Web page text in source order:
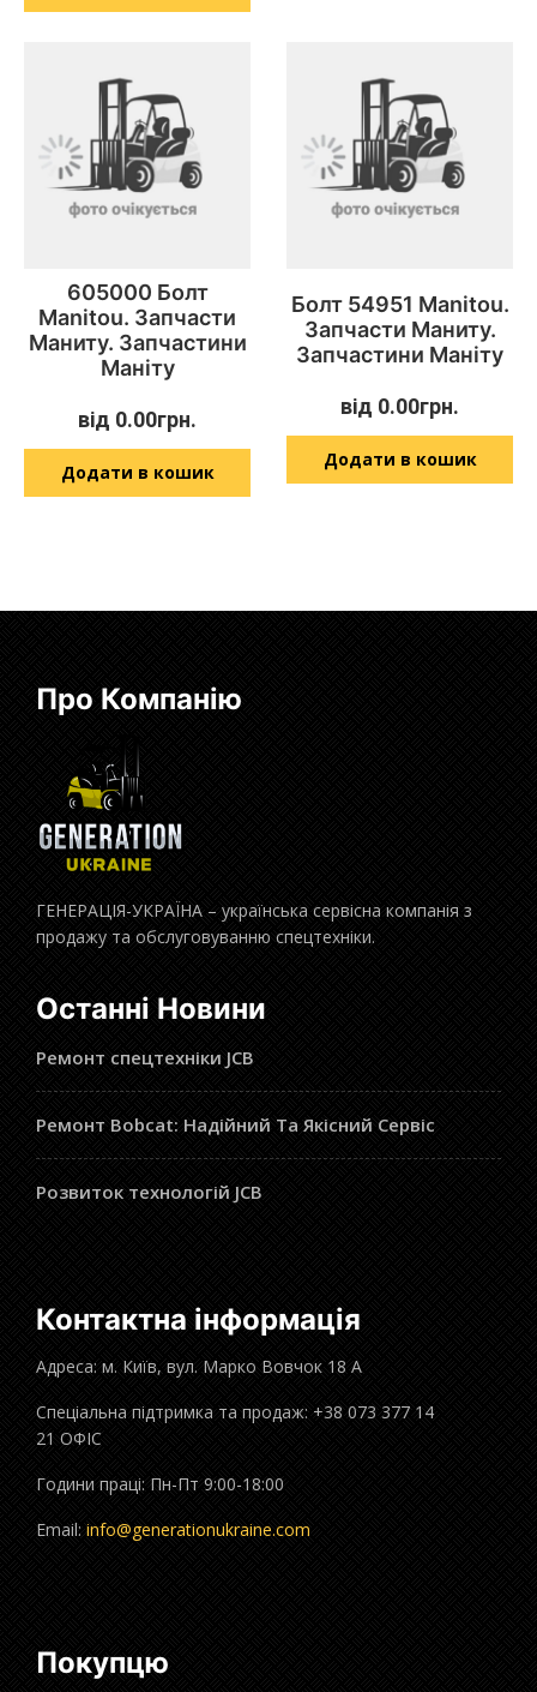
605000 Болт
Manitou. Запчасти
Маниту. Запчастини
Маніту
від 0.00грн.
Додати в кошик
Болт 54951 Manitou.
Запчасти Маниту.
Запчастини Маніту
від 0.00грн.
Додати в кошик
Про Компанію
ГЕНЕРАЦІЯ-УКРАЇНА – українська сервісна компанія з
продажу та обслуговуванню спецтехніки.
Останні Новини
Ремонт спецтехніки JCB
Ремонт Bobcat: Надійний Та Якісний Сервіс
Розвиток технологій JCB
Контактна інформація
Адреса: м. Київ, вул. Марко Вовчок 18 А
Спеціальна підтримка та продаж: +38 073 377 14
21 ОФІС
Години праці: Пн-Пт 9:00-18:00
Email: info@generationukraine.com
Покупцю